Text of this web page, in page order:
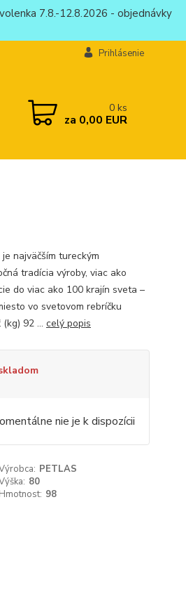
7.8.-12.8.2026 - objednávky
Prihlásenie
0 ks
za 0,00 EUR
najväčším tureckým
tradícia výroby, viac ako
do viac ako 100 krajín sveta –
vo svetovom rebríčku
92 ... celý popis
nie je k dispozícii
PETLAS
80
Hmotnost: 98